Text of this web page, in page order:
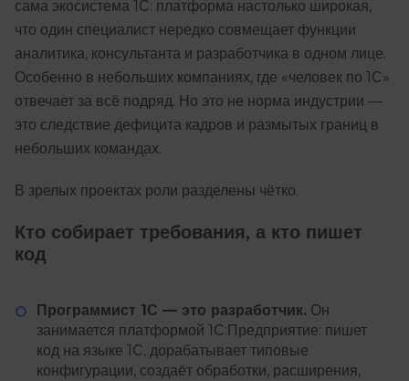
сама экосистема 1С: платформа настолько широкая,
что один специалист нередко совмещает функции
аналитика, консультанта и разработчика в одном лице.
Особенно в небольших компаниях, где «человек по 1С»
отвечает за всё подряд. Но это не норма индустрии —
это следствие дефицита кадров и размытых границ в
небольших командах.
В зрелых проектах роли разделены чётко.
Кто собирает требования, а кто пишет
код
Программист 1С — это разработчик. Он
занимается платформой 1С:Предприятие: пишет
код на языке 1С, дорабатывает типовые
конфигурации, создаёт обработки, расширения,